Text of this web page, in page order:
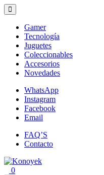
Gamer
Tecnología
Juguetes
Coleccionables
Accesorios
Novedades
WhatsApp
Instagram
Facebook
Email
FAQ’S
Contacto
0